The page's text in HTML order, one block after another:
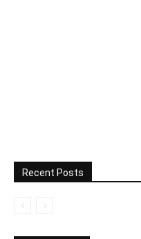
Recent Posts